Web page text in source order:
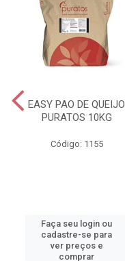
EASY PAO DE QUEIJO
PURATOS 10KG
Código: 1155
Faça seu login ou
cadastre-se para
ver preços e
comprar